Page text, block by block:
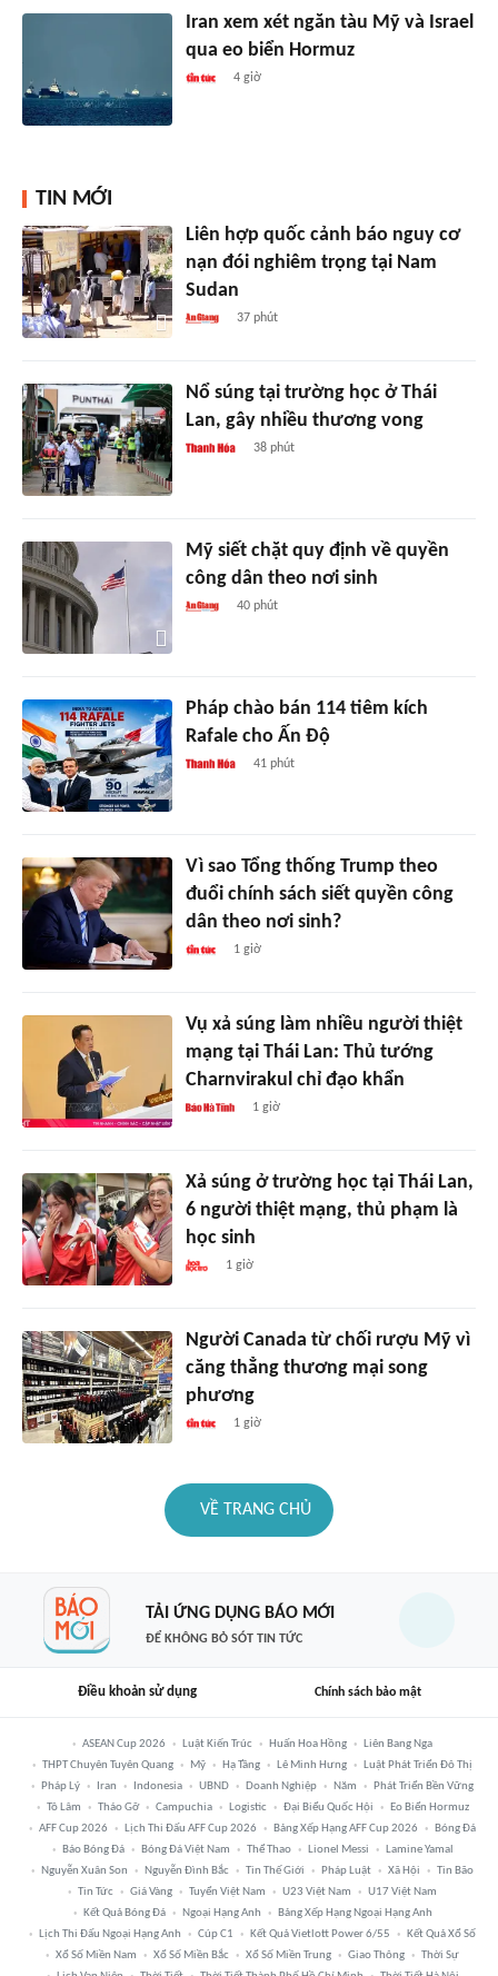
Iran xem xét ngăn tàu Mỹ và Israel
qua eo biển Hormuz
4 giờ
TIN MỚI
Liên hợp quốc cảnh báo nguy cơ
nạn đói nghiêm trọng tại Nam
Sudan
37 phút
Nổ súng tại trường học ở Thái
Lan, gây nhiều thương vong
38 phút
Mỹ siết chặt quy định về quyền
công dân theo nơi sinh
40 phút
Pháp chào bán 114 tiêm kích
Rafale cho Ấn Độ
41 phút
Vì sao Tổng thống Trump theo
đuổi chính sách siết quyền công
dân theo nơi sinh?
1 giờ
Vụ xả súng làm nhiều người thiệt
mạng tại Thái Lan: Thủ tướng
Charnvirakul chỉ đạo khẩn
1 giờ
Xả súng ở trường học tại Thái Lan,
6 người thiệt mạng, thủ phạm là
học sinh
1 giờ
Người Canada từ chối rượu Mỹ vì
căng thẳng thương mại song
phương
1 giờ
VỀ TRANG CHỦ
TẢI ỨNG DỤNG BÁO MỚI
ĐỂ KHÔNG BỎ SÓT TIN TỨC
Điều khoản sử dụng Chính sách bảo mật
ASEAN Cup 2026 Luật Kiến Trúc Huấn Hoa Hồng
Liên Bang Nga
THPT Chuyên Tuyên Quang
Mỹ Hạ Tầng Lê Minh Hưng
Luật Phát Triển Đô Thị
Pháp Lý
Iran Indonesia UBND Doanh Nghiệp Năm
Phát Triển Bền Vững
Tô Lâm
Tháo Gỡ Campuchia Logistic Đại Biểu Quốc Hội
Eo Biển Hormuz
AFF Cup 2026
Lịch Thi Đấu AFF Cup 2026 Bảng Xếp Hạng AFF Cup 2026
Bóng Đá
Báo Bóng Đá
Bóng Đá Việt Nam Thể Thao Lionel Messi
Lamine Yamal
Nguyễn Xuân Son
Nguyễn Đình Bắc Tin Thế Giới Pháp Luật Xã Hội
Tin Bão
Tin Tức
Giá Vàng Tuyển Việt Nam U23 Việt Nam
U17 Việt Nam
Kết Quả Bóng Đá
Ngoại Hạng Anh
Bảng Xếp Hạng Ngoại Hạng Anh
Lịch Thi Đấu Ngoại Hạng Anh
Cúp C1 Kết Quả Vietlott Power 6/55
Kết Quả Xổ Số
Xổ Số Miền Nam
Xổ Số Miền Bắc Xổ Số Miền Trung Giao Thông
Thời Sự